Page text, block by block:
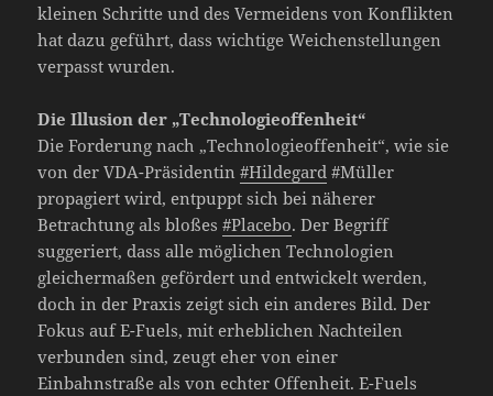
kleinen Schritte und des Vermeidens von Konflikten
hat dazu geführt, dass wichtige Weichenstellungen
verpasst wurden.
Die Illusion der „Technologieoffenheit“
Die Forderung nach „Technologieoffenheit“, wie sie
von der VDA-Präsidentin#Hildegard #Müller
propagiert wird, entpuppt sich bei näherer
Betrachtung als bloßes#Placebo. Der Begriff
suggeriert, dass alle möglichen Technologien
gleichermaßen gefördert und entwickelt werden,
doch in der Praxis zeigt sich ein anderes Bild. Der
Fokus auf E-Fuels, mit erheblichen Nachteilen
verbunden sind, zeugt eher von einer
Einbahnstraße als von echter Offenheit. E-Fuels